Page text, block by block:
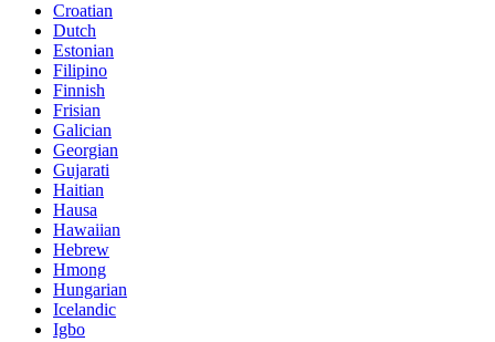
Croatian
Dutch
Estonian
Filipino
Finnish
Frisian
Galician
Georgian
Gujarati
Haitian
Hausa
Hawaiian
Hebrew
Hmong
Hungarian
Icelandic
Igbo